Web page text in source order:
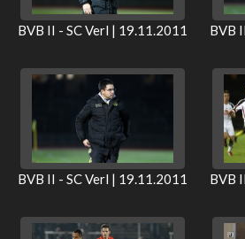
BVB II - SC Verl | 19.11.2011 BVB
BVB II - SC Verl | 19.11.2011 BVB